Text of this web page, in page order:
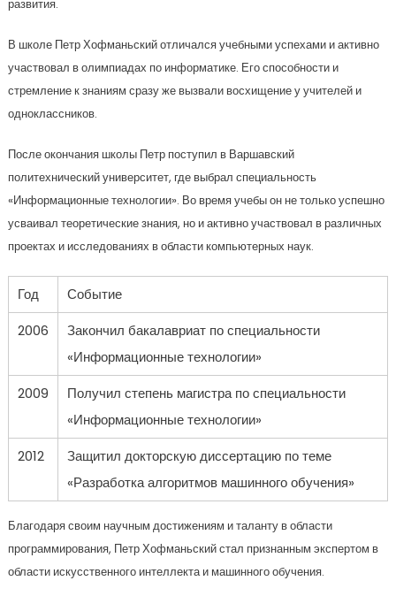
развития.
В школе Петр Хофманьский отличался учебными успехами и активно
участвовал в олимпиадах по информатике. Его способности и
стремление к знаниям сразу же вызвали восхищение у учителей и
одноклассников.
После окончания школы Петр поступил в Варшавский
политехнический университет, где выбрал специальность
«Информационные технологии». Во время учебы он не только успешно
усваивал теоретические знания, но и активно участвовал в различных
проектах и исследованиях в области компьютерных наук.
Год
Событие
2006
Закончил бакалавриат по специальности
«Информационные технологии»
2009
Получил степень магистра по специальности
«Информационные технологии»
2012
Защитил докторскую диссертацию по теме
«Разработка алгоритмов машинного обучения»
Благодаря своим научным достижениям и таланту в области
программирования, Петр Хофманьский стал признанным экспертом в
области искусственного интеллекта и машинного обучения.